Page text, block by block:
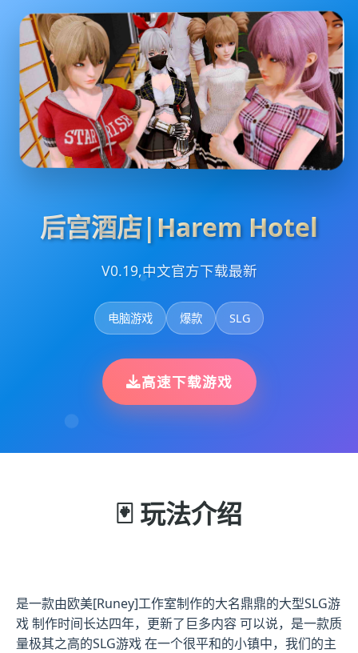
后宫酒店|Harem Hotel
V0.19,中文官方下载最新
电脑游戏 爆款 SLG
高速下载游戏
🃏 玩法介绍
是一款由欧美[Runey]工作室制作的大名鼎鼎的大型SLG游
戏 制作时间长达四年，更新了巨多内容 可以说，是一款质
量极其之高的SLG游戏 在一个很平和的小镇中，我们的主